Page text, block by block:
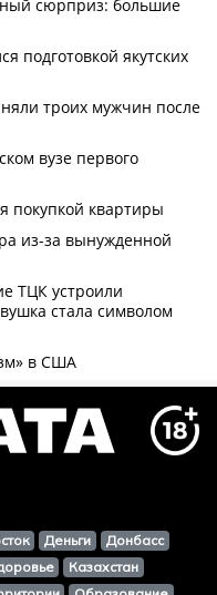
Деньги
Донбасс
Казахстан